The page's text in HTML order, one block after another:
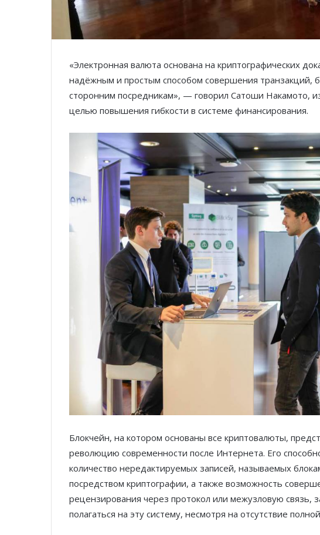
«Электронная валюта основана на криптографических
надёжным и простым способом совершения транзакций,
сторонним посредникам», — говорил Сатоши Накамото,
целью повышения гибкости в системе финансирования.
Блокчейн, на котором основаны все криптовалюты,
революцию современности после Интернета. Его
количество нередактируемых записей, называемых
посредством криптографии, а также возможность
рецензирования через протокол или межузловую связь,
полагаться на эту систему, несмотря на отсутствие